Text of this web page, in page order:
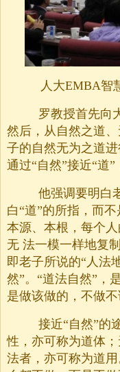
人大EMBA智
罗教授首先向大
然后，从自然之道
子的自然无为之道
通过“自然”接近“道”
他强调要明白老
白“道”的所指，而
本源、本根，每个人
无 法一模一样地复
即老子所说的“人法
然”。“道法自然”，
是做该做的，不做
接近“自然”的途
性，亦可称为道体
法者，亦可称为道